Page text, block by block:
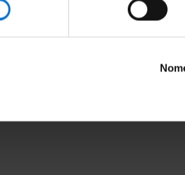
MENÚ
Aviso